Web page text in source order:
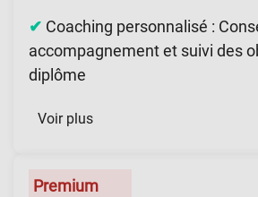
✔ Coaching personnalisé :
accompagnement et suivi des
diplôme
Voir plus
Premium